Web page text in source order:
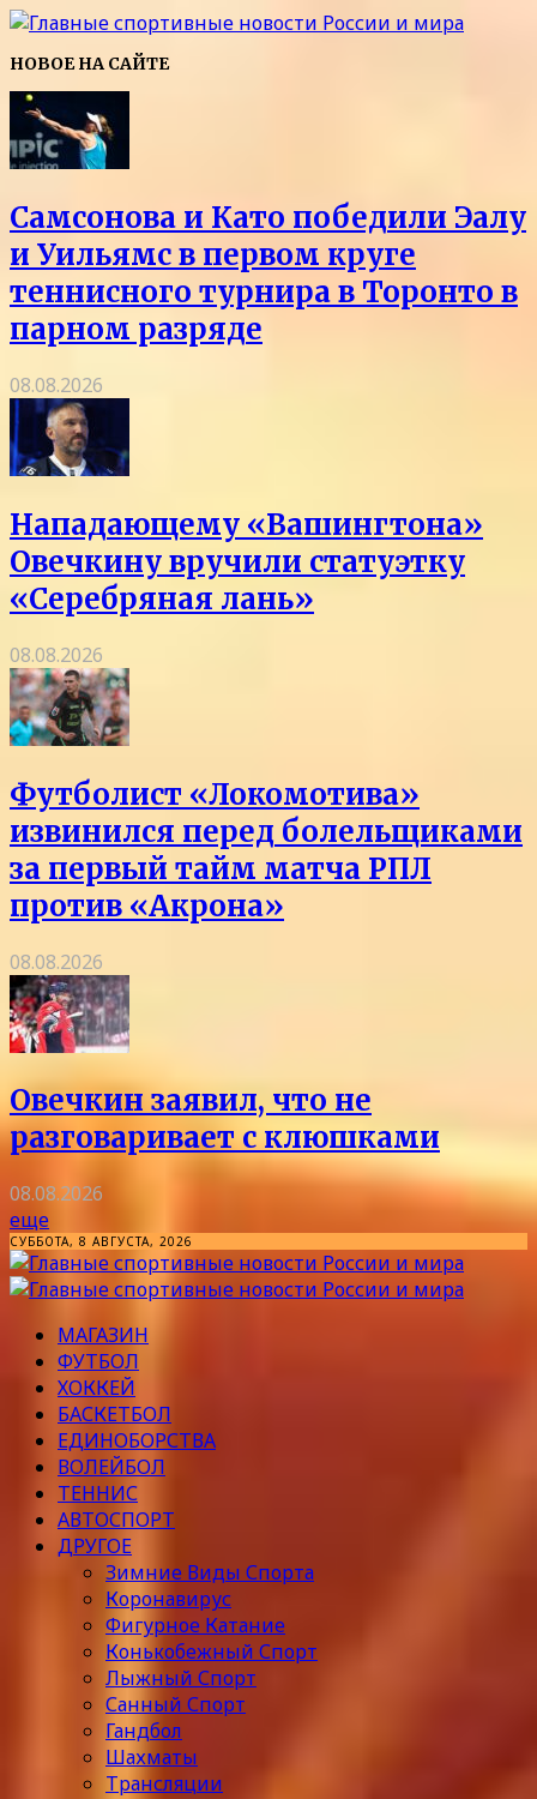
НОВОЕ НА САЙТЕ
Самсонова и Като победили Эалу
и Уильямс в первом круге
теннисного турнира в Торонто в
парном разряде
08.08.2026
Нападающему «Вашингтона»
Овечкину вручили статуэтку
«Серебряная лань»
08.08.2026
Футболист «Локомотива»
извинился перед болельщиками
за первый тайм матча РПЛ
против «Акрона»
08.08.2026
Овечкин заявил, что не
разговаривает с клюшками
08.08.2026
еще
СУББОТА, 8 АВГУСТА, 2026
МАГАЗИН
ФУТБОЛ
ХОККЕЙ
БАСКЕТБОЛ
ЕДИНОБОРСТВА
ВОЛЕЙБОЛ
ТЕННИС
АВТОСПОРТ
ДРУГОЕ
Зимние Виды Спорта
Коронавирус
Фигурное Катание
Конькобежный Спорт
Лыжный Спорт
Санный Спорт
Гандбол
Шахматы
Трансляции